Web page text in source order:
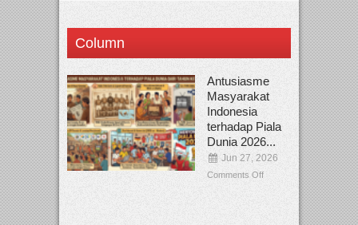
Column
Antusiasme
Masyarakat
Indonesia
terhadap Piala
Dunia 2026...
Jun 27, 2026
Comments Off